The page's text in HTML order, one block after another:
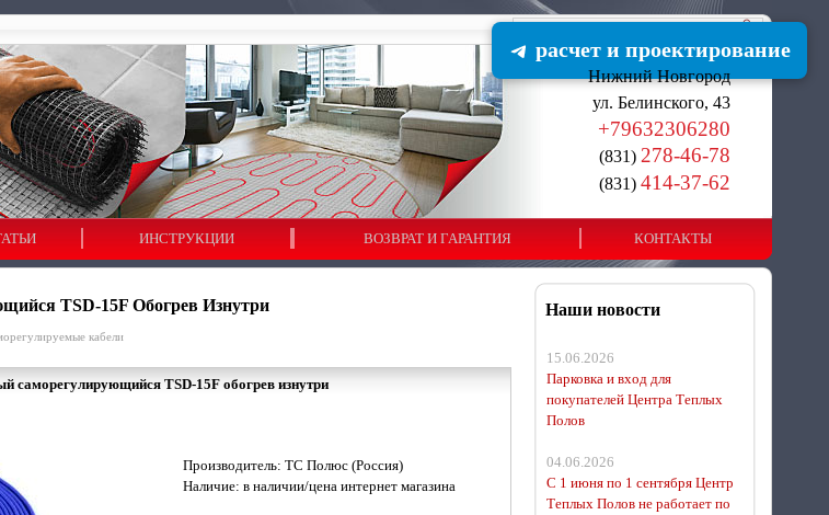
Нижний Новгород
ул. Белинского, 43
+79632306280
(831) 278-46-78
(831) 414-37-62
ИНСТРУКЦИИ ВОЗВРАТ И ГАРАНТИЯ КОНТАКТЫ
TSD-15F Обогрев Изнутри
кабели
саморегулирующийся TSD-15F обогрев изнутри
Производитель: ТС Полюс (Россия)
Наличие: в наличии/цена интернет магазина
Наши новости
15.06.2026
Парковка и вход для
покупателей Центра Теплых
Полов
04.06.2026
С 1 июня по 1 сентября Центр
Теплых Полов не работает по
расчет и проектирование